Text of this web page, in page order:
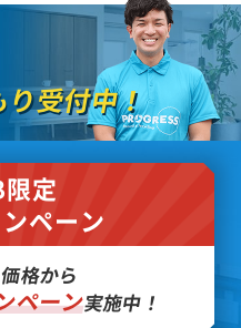
受付中！
定
ペーン
格から
ペーン実施中！